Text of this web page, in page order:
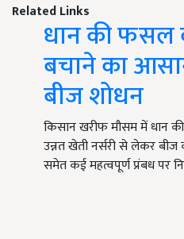
Related Links
धान की फसल
बचाने का
बीज शोधन
किसान खरीफ मौसम में धान
उन्नत खेती नर्सरी से लेकर बीज
समेत कई महत्वपूर्ण प्रंबध पर